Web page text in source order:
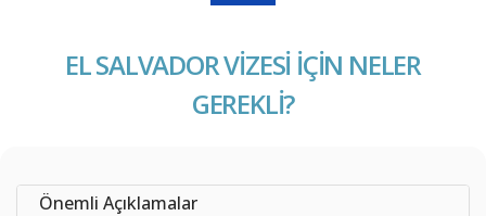
EL SALVADOR VİZESİ İÇİN NELER
GEREKLİ?
Önemli Açıklamalar